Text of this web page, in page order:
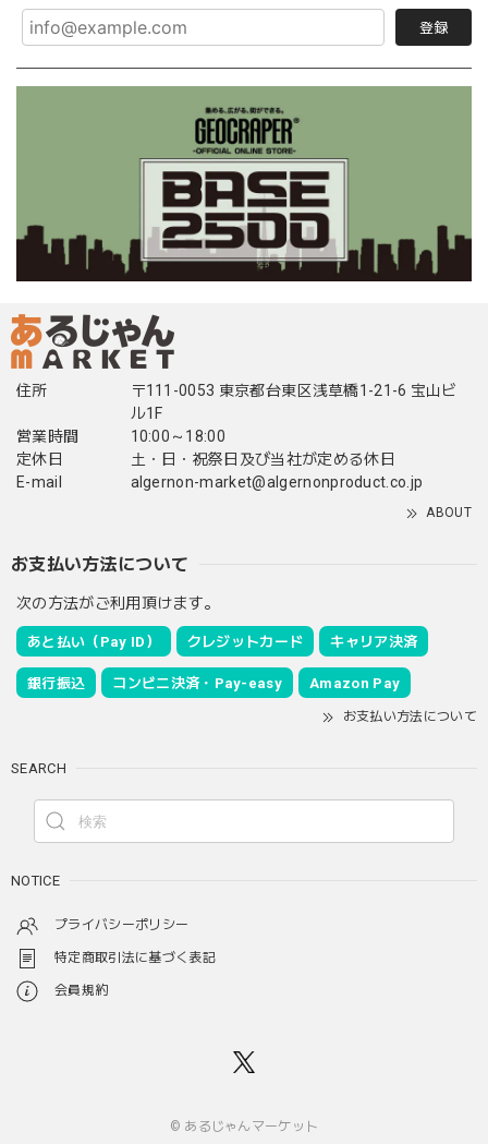
登録
住所
〒111-0053 東京都台東区浅草橋1-21-6 宝山ビ
ル1F
営業時間
10:00～18:00
定休日
土・日・祝祭日及び当社が定める休日
E-mail
algernon-market@algernonproduct.co.jp
ABOUT
お支払い方法について
次の方法がご利用頂けます。
あと払い（Pay ID） クレジットカード キャリア決済
銀行振込 コンビニ決済・Pay-easy Amazon Pay
お支払い方法について
SEARCH
NOTICE
プライバシーポリシー
特定商取引法に基づく表記
会員規約
© あるじゃんマーケット